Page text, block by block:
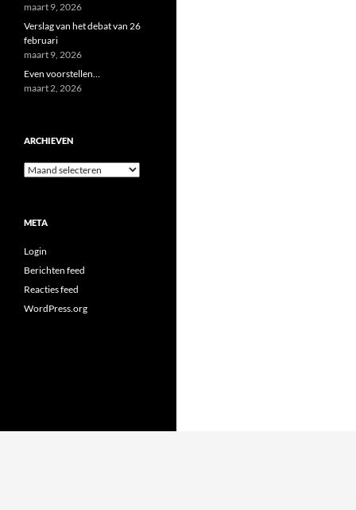
maart 9, 2026
Verslag van het debat van 26
februari
maart 9, 2026
Even voorstellen…
maart 2, 2026
ARCHIEVEN
Archieven
META
Login
Berichten feed
Reacties feed
WordPress.org